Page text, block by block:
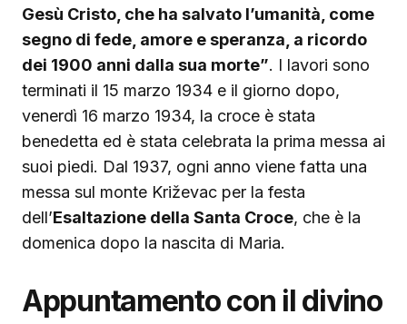
Gesù Cristo, che ha salvato l’umanità, come
segno di fede, amore e speranza, a ricordo
dei 1900 anni dalla sua morte”. I lavori sono
terminati il 15 marzo 1934 e il giorno dopo,
venerdì 16 marzo 1934, la croce è stata
benedetta ed è stata celebrata la prima messa ai
suoi piedi. Dal 1937, ogni anno viene fatta una
messa sul monte Križevac per la festa
dell’Esaltazione della Santa Croce, che è la
domenica dopo la nascita di Maria.
Appuntamento con il divino